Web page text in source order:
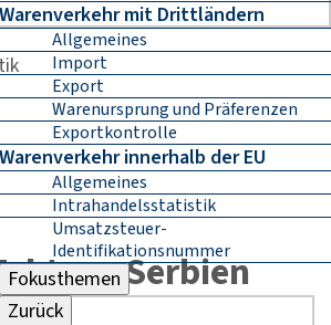
Warenverkehr mit Drittländern
Allgemeines
Import
Export
Warenursprung und Präferenzen
Exportkontrolle
Warenverkehr innerhalb der EU
Allgemeines
Intrahandelsstatistik
Umsatzsteuer-
Identifikationsnummer
Fokusthemen
Zurück
- Serbien